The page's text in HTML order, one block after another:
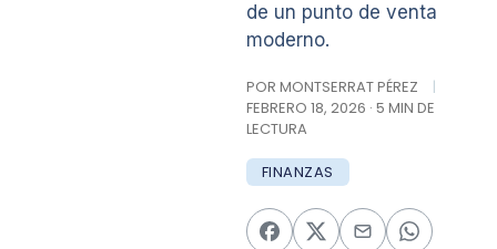
de un punto de venta
moderno.
POR MONTSERRAT PÉREZ
|
FEBRERO 18, 2026 · 5 MIN DE
LECTURA
FINANZAS